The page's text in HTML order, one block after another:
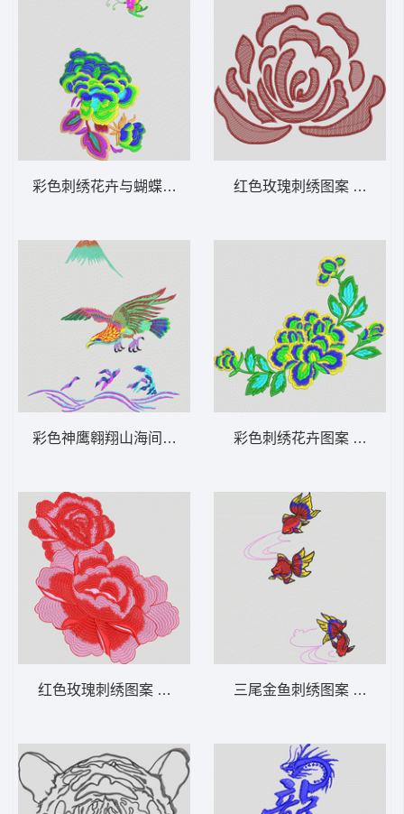
彩色刺绣花卉与蝴蝶图案 靓花
彩色神鹰翱翔山海间 鹰
红色玫瑰刺绣图案 靓花
红色玫瑰刺绣图案 靓花
彩色刺绣花卉图案 靓花
三尾金鱼刺绣图案 金鱼